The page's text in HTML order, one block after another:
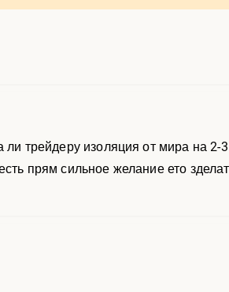
ли трейдеру изоляция от мира на
прям сильное желание ето